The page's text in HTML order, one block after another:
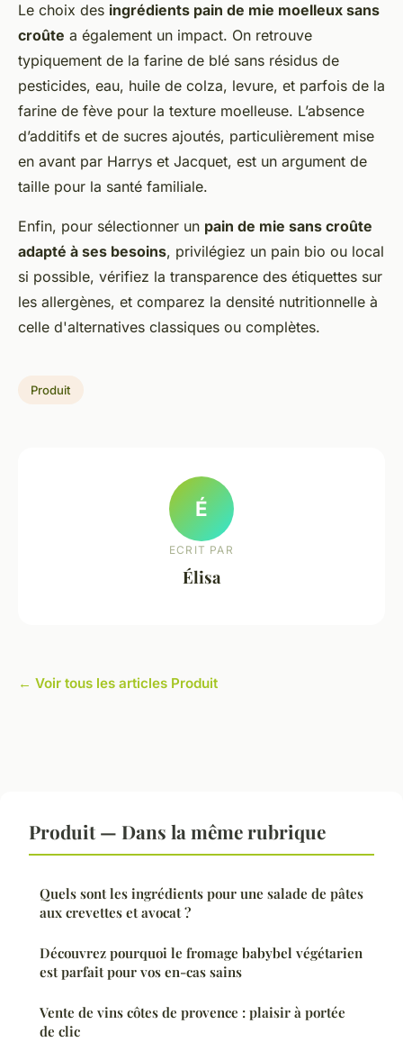
Le choix des ingrédients pain de mie moelleux sans
croûte a également un impact. On retrouve
typiquement de la farine de blé sans résidus de
pesticides, eau, huile de colza, levure, et parfois de la
farine de fève pour la texture moelleuse. L’absence
d’additifs et de sucres ajoutés, particulièrement mise
en avant par Harrys et Jacquet, est un argument de
taille pour la santé familiale.
Enfin, pour sélectionner un pain de mie sans croûte
adapté à ses besoins, privilégiez un pain bio ou local
si possible, vérifiez la transparence des étiquettes sur
les allergènes, et comparez la densité nutritionnelle à
celle d'alternatives classiques ou complètes.
Produit
É
ECRIT PAR
Élisa
← Voir tous les articles Produit
Produit — Dans la même rubrique
Quels sont les ingrédients pour une salade de pâtes
aux crevettes et avocat ?
Découvrez pourquoi le fromage babybel végétarien
est parfait pour vos en-cas sains
Vente de vins côtes de provence : plaisir à portée
de clic